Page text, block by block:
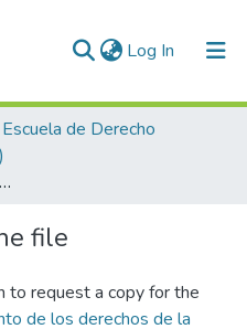
Log In (current)
Escuela de Derecho
El reconocimiento de los derechos de la naturaleza en el ordenamiento jurídico colombiano : análisis histórico-hermenéutico de la propuesta de considerar la naturaleza como sujeto derechos en Colombia y América Latina
file
to request a copy for the
de los derechos de la